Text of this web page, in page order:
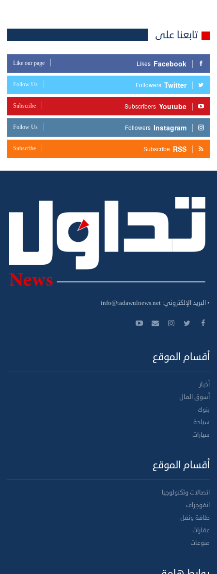
تابعنا على
Facebook
Likes
Like our page
Twitter
Followers
Follow Us
Youtube
Subscribers
Subscribe
Instagram
Followers
Follow Us
RSS
Subscribe
Subscribe
• البريد الإلكتروني: info@tadawulnews.net
أقسام الموقع
أخبار
أسوق المال
بنوك
سياحة
سيارات
أقسام الموقع
اتصالات وتكنولوجيا
انفوجراف
طاقة ونقل
عقارات
منوعات